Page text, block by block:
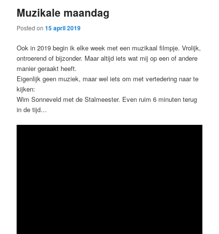
Muzikale maandag
Posted on15 april 2019
Ook in 2019 begin ik elke week met een muzikaal filmpje. Vrolijk,
ontroerend of bijzonder. Maar altijd iets wat mij op een of andere
manier geraakt heeft.
Eigenlijk geen muziek, maar wel iets om met vertedering naar te
kijken:
Wim Sonneveld met de Stalmeester. Even ruim 6 minuten terug
in de tijd…